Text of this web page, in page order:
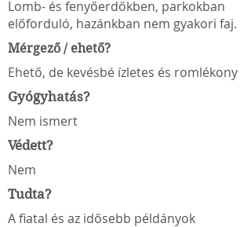
Lomb- és fenyőerdőkben, parkokban
előforduló, hazánkban nem gyakori faj.
Mérgező / ehető?
Ehető, de kevésbé ízletes és romlékony
Gyógyhatás?
Nem ismert
Védett?
Nem
Tudta?
A fiatal és az idősebb példányok